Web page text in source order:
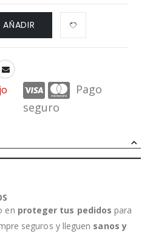
AÑADIR
Pago
seguro
en proteger tus pedidos para
seguros y lleguen sanos y